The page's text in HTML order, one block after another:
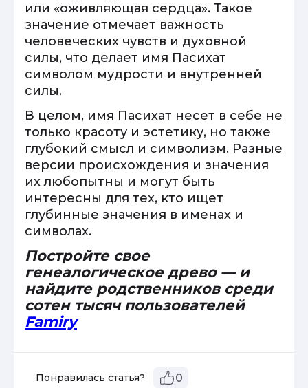
или «оживляющая сердца». Такое
значение отмечает важность
человеческих чувств и духовной
силы, что делает имя Пасихат
символом мудрости и внутренней
силы.
В целом, имя Пасихат несет в себе не
только красоту и эстетику, но также
глубокий смысл и символизм. Разные
версии происхождения и значения
их любопытны и могут быть
интересны для тех, кто ищет
глубинные значения в именах и
символах.
Постройте свое
генеалогическое древо — и
найдите родственников среди
сотен тысяч пользователей
Famiry
Понравилась статья? 0